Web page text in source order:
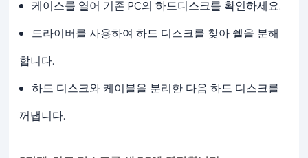
케이스를 열어 기존 PC의 하드디스크를 확인하세요.
드라이버를 사용하여 하드 디스크를 찾아 쉘을 분해
합니다.
하드 디스크와 케이블을 분리한 다음 하드 디스크를
꺼냅니다.